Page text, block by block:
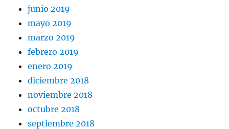
junio 2019
mayo 2019
marzo 2019
febrero 2019
enero 2019
diciembre 2018
noviembre 2018
octubre 2018
septiembre 2018